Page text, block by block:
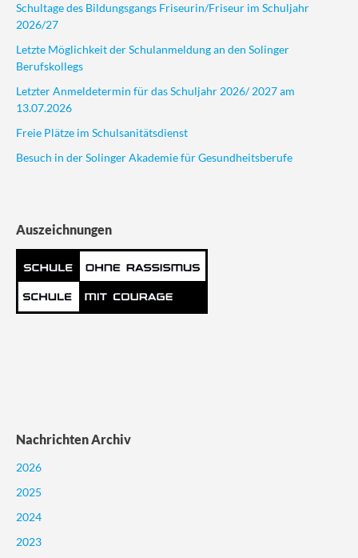
Schultage des Bildungsgangs Friseurin/Friseur im Schuljahr
2026/27
Letzte Möglichkeit der Schulanmeldung an den Solinger
Berufskollegs
Letzter Anmeldetermin für das Schuljahr 2026/ 2027 am
13.07.2026
Freie Plätze im Schulsanitätsdienst
Besuch in der Solinger Akademie für Gesundheitsberufe
Auszeichnungen
Nachrichten Archiv
2026
2025
2024
2023